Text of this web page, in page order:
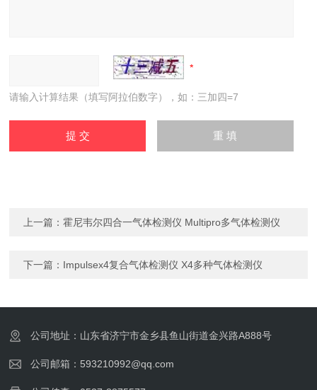
请输入计算结果（填写阿拉伯数字），如：三加四=7
上一篇：霍尼韦尔四合一气体检测仪 Multipro多气体检测仪
下一篇： Impulsex4复合气体检测仪 X4多种气体检测仪
公司地址：山东省济宁市金乡县鱼山街道金兴路A888号
公司邮箱：593210992@qq.com